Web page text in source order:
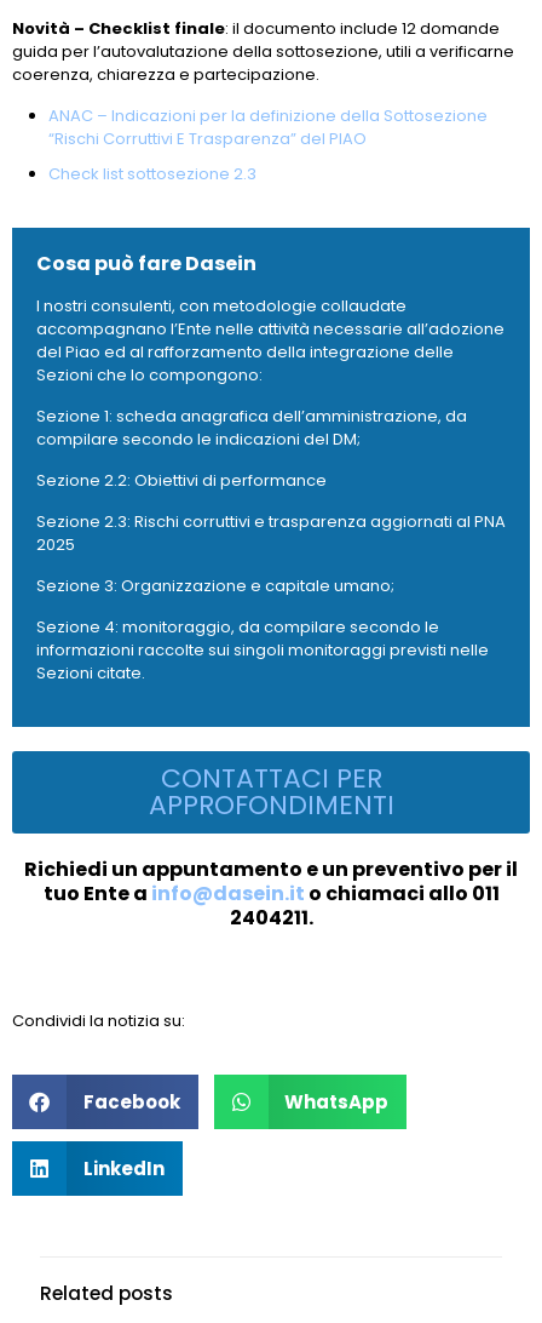
Novità – Checklist finale: il documento include 12 domande
guida per l’autovalutazione della sottosezione, utili a verificarne
coerenza, chiarezza e partecipazione.
ANAC – Indicazioni per la definizione della Sottosezione
“Rischi Corruttivi E Trasparenza” del PIAO
Check list sottosezione 2.3
Cosa può fare Dasein
I nostri consulenti, con metodologie collaudate
accompagnano l’Ente nelle attività necessarie all’adozione
del Piao ed al rafforzamento della integrazione delle
Sezioni che lo compongono:
Sezione 1: scheda anagrafica dell’amministrazione, da
compilare secondo le indicazioni del DM;
Sezione 2.2: Obiettivi di performance
Sezione 2.3: Rischi corruttivi e trasparenza aggiornati al PNA
2025
Sezione 3: Organizzazione e capitale umano;
Sezione 4: monitoraggio, da compilare secondo le
informazioni raccolte sui singoli monitoraggi previsti nelle
Sezioni citate.
CONTATTACI PER
APPROFONDIMENTI
Richiedi un appuntamento e un preventivo per il
tuo Ente a info@dasein.it o chiamaci allo 011
2404211.
Condividi la notizia su:
Facebook WhatsApp
LinkedIn
Related posts